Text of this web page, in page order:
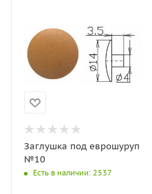
Заглушка под еврошуруп
№10
Есть в наличии: 2537